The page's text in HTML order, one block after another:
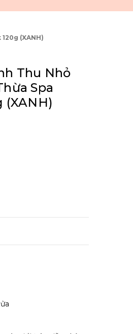
(XANH)
Thu Nhỏ
Spa
(XANH)